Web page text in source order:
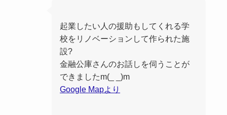
起業したい人の援助もしてくれる学
校をリノベーションして作られた施
設?
金融公庫さんのお話しを伺うことが
できましたm(_ _)m
Google Mapより